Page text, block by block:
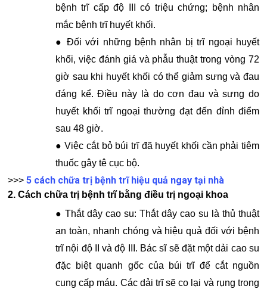
bệnh trĩ cấp độ III có triệu chứng; bệnh nhân
mắc bệnh trĩ huyết khối.
● Đối với những bệnh nhân bị trĩ ngoại huyết
khối, việc đánh giá và phẫu thuật trong vòng 72
giờ sau khi huyết khối có thể giảm sưng và đau
đáng kể. Điều này là do cơn đau và sưng do
huyết khối trĩ ngoại thường đạt đến đỉnh điểm
sau 48 giờ.
● Việc cắt bỏ búi trĩ đã huyết khối cần phải tiêm
thuốc gây tê cục bộ.
>>> 5 cách chữa trị bệnh trĩ hiệu quả ngay tại nhà
2. Cách chữa trị bệnh trĩ bằng điều trị ngoại khoa
● Thắt dây cao su: Thắt dây cao su là thủ thuật
an toàn, nhanh chóng và hiệu quả đối với bệnh
trĩ nội độ II và độ III. Bác sĩ sẽ đặt một dải cao su
đặc biệt quanh gốc của búi trĩ để cắt nguồn
cung cấp máu. Các dải trĩ sẽ co lại và rụng trong